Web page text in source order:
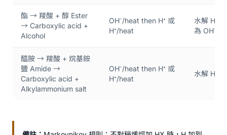
酯 → 羧酸 + 醇 Ester
→ Carboxylic acid +
Alcohol
OH⁻/heat then H⁺ 或
H⁺/heat
水解
為 OH⁻
醯胺 → 羧酸 + 烷基銨
鹽 Amide →
Carboxylic acid +
Alkylammonium salt
OH⁻/heat then H⁺ 或
H⁺/heat
水解